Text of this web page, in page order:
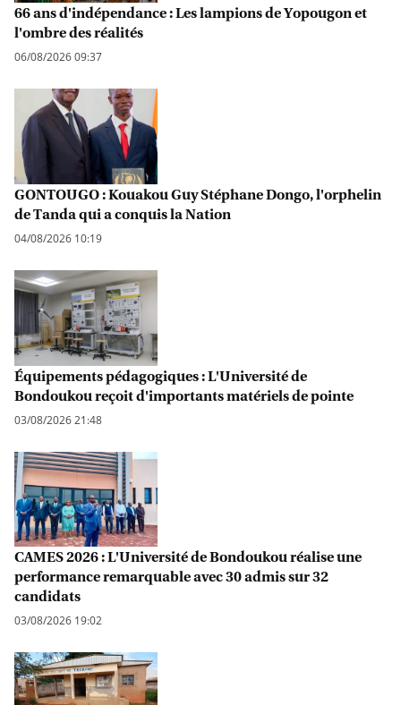
66 ans d'indépendance : Les lampions de Yopougon et
l'ombre des réalités
06/08/2026 09:37
GONTOUGO : Kouakou Guy Stéphane Dongo, l'orphelin
de Tanda qui a conquis la Nation
04/08/2026 10:19
Équipements pédagogiques : L'Université de
Bondoukou reçoit d'importants matériels de pointe
03/08/2026 21:48
CAMES 2026 : L'Université de Bondoukou réalise une
performance remarquable avec 30 admis sur 32
candidats
03/08/2026 19:02